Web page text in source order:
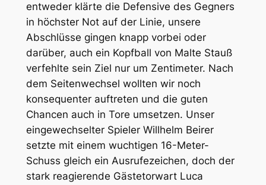
entweder klärte die Defensive des Gegners
in höchster Not auf der Linie, unsere
Abschlüsse gingen knapp vorbei oder
darüber, auch ein Kopfball von Malte Stauß
verfehlte sein Ziel nur um Zentimeter. Nach
dem Seitenwechsel wollten wir noch
konsequenter auftreten und die guten
Chancen auch in Tore umsetzen. Unser
eingewechselter Spieler Willhelm Beirer
setzte mit einem wuchtigen 16-Meter-
Schuss gleich ein Ausrufezeichen, doch der
stark reagierende Gästetorwart Luca